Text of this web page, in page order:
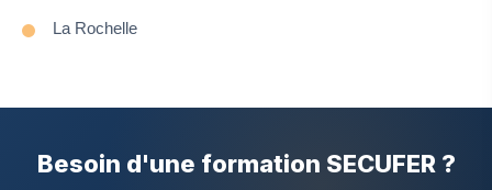
La Rochelle
Besoin d'une formation SECUFER ?